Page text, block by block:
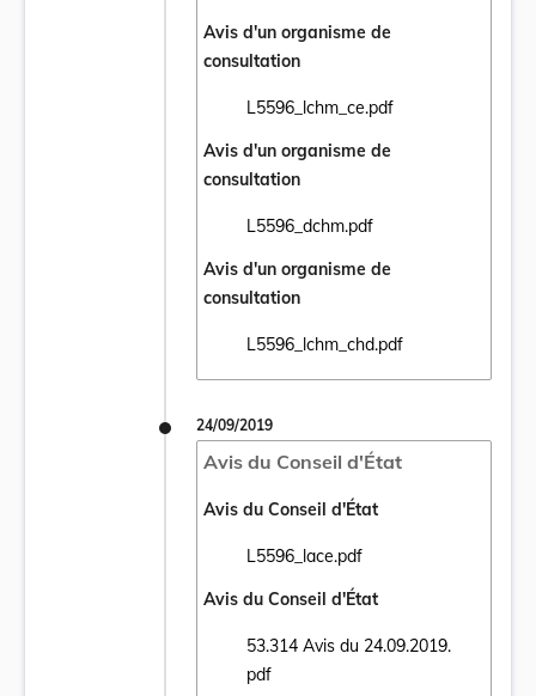
Avis d'un organisme de
consultation
L5596_lchm_ce.pdf
Ouvrir le document L5596_lchm_ce.pdf
Avis d'un organisme de
consultation
L5596_dchm.pdf
Ouvrir le document L5596_dchm.pdf
Avis d'un organisme de
consultation
L5596_lchm_chd.pdf
Ouvrir le document L5596_lchm_chd.pdf
24/09/2019
Avis du Conseil d'État
Avis du Conseil d'État
L5596_lace.pdf
Ouvrir le document L5596_lace.pdf dans
Avis du Conseil d'État
53.314 Avis du 24.09.2019.
pdf
Ouvrir le document 53.314 Avis du